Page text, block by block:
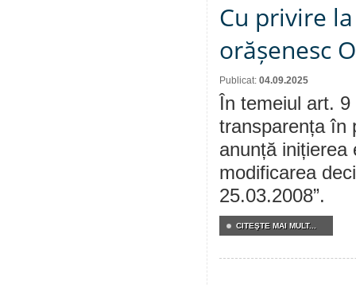
Cu privire
orășenesc
Publicat: 04.09.2025
În temeiul art.
transparența în
anunță inițierea
modificarea
25.03.2008”.
CITEŞTE MAI MULT...